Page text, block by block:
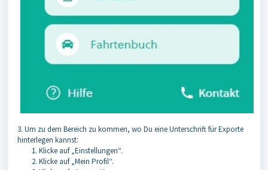
3. Um zu dem Bereich zu kommen, wo Du eine Unterschrift für Exporte
hinterlegen kannst:
1. Klicke auf „Einstellungen“.
2. Klicke auf „Mein Profil“.